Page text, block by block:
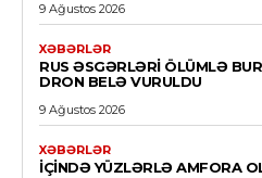
9 Ağustos 2026
XƏBƏRLƏR
RUS ƏSGƏRLƏRI ÖLÜMLƏ
DRON BELƏ VURULDU
9 Ağustos 2026
XƏBƏRLƏR
İÇINDƏ YÜZLƏRLƏ AMFORA